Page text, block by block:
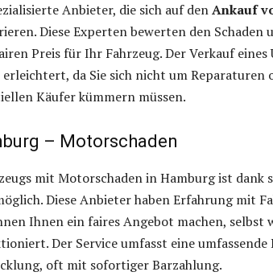
Anbieter, die sich auf denAnkauf
Diese Experten bewerten den Schaden
Preis für Ihr Fahrzeug. Der Verkauf eines
da Sie sich nicht um Reparaturen
Käufer kümmern müssen.
– Motorschaden
mit Motorschaden in Hamburg ist dank
Diese Anbieter haben Erfahrung mit
Ihnen ein faires Angebot machen, selbst
Der Service umfasst eine umfassende
oft mit sofortiger Barzahlung.